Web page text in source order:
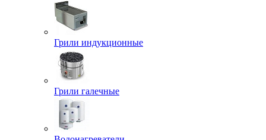
Грили индукционные
Грили галечные